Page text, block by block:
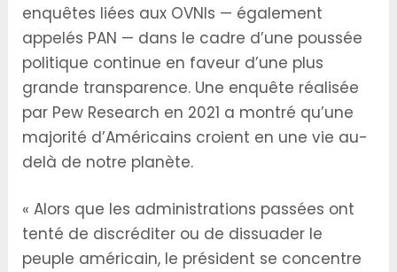
enquêtes liées aux OVNIs — également
appelés PAN — dans le cadre d’une poussée
politique continue en faveur d’une plus
grande transparence. Une enquête réalisée
par Pew Research en 2021 a montré qu’une
majorité d’Américains croient en une vie au-
delà de notre planète.
« Alors que les administrations passées ont
tenté de discréditer ou de dissuader le
peuple américain, le président se concentre